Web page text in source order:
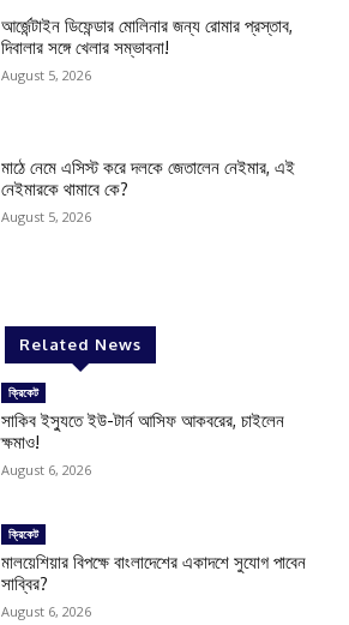
আর্জেন্টাইন ডিফেন্ডার মোলিনার জন্য রোমার প্রস্তাব,
দিবালার সঙ্গে খেলার সম্ভাবনা!
August 5, 2026
মাঠে নেমে এসিস্ট করে দলকে জেতালেন নেইমার, এই
নেইমারকে থামাবে কে?
August 5, 2026
Related News
ক্রিকেট
সাকিব ইস্যুতে ইউ-টার্ন আসিফ আকবরের, চাইলেন
ক্ষমাও!
August 6, 2026
ক্রিকেট
মালয়েশিয়ার বিপক্ষে বাংলাদেশের একাদশে সুযোগ পাবেন
সাব্বির?
August 6, 2026